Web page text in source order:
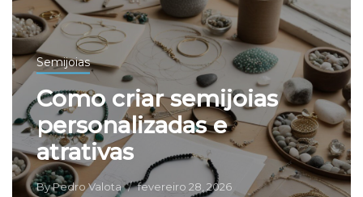
Semijoias
Como criar semijoias
personalizadas e
atrativas
ByPedro Valota fevereiro 28, 2026